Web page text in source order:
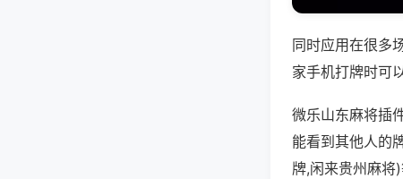
同时应用在很多
家手机打牌时可
微乐山东麻将插
能看到其他人的
牌,闲来贵州麻将